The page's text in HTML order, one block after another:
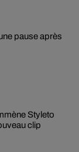
pause après
Styleto
clip